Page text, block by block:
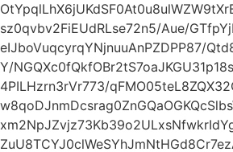
sz0qvbv2FiEUdRLse72n5/Aue/
eIJboVuqcyrqYNjnuuAnPZDPP87/
Y/
4PILHzrn3rVr773/